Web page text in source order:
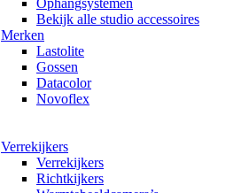
Ophangsystemen
Bekijk alle studio accessoires
Merken
Lastolite
Gossen
Datacolor
Novoflex
Verrekijkers
Verrekijkers
Richtkijkers